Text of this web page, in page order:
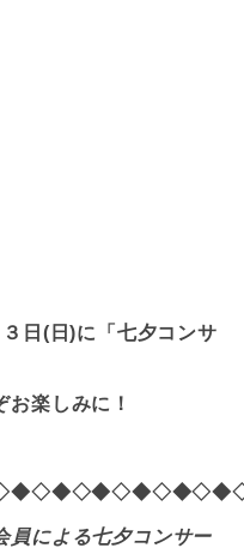
日(日)に「七夕コンサ
お楽しみに！
◆◇◆◇◆◇◆◇◆◇
員による七夕コンサー